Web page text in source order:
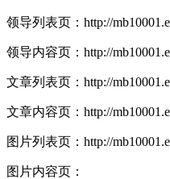
领导列表页：http://
领导内容页：http://
文章列表页：http://
文章内容页：http://
图片列表页：http://
图片内容页：